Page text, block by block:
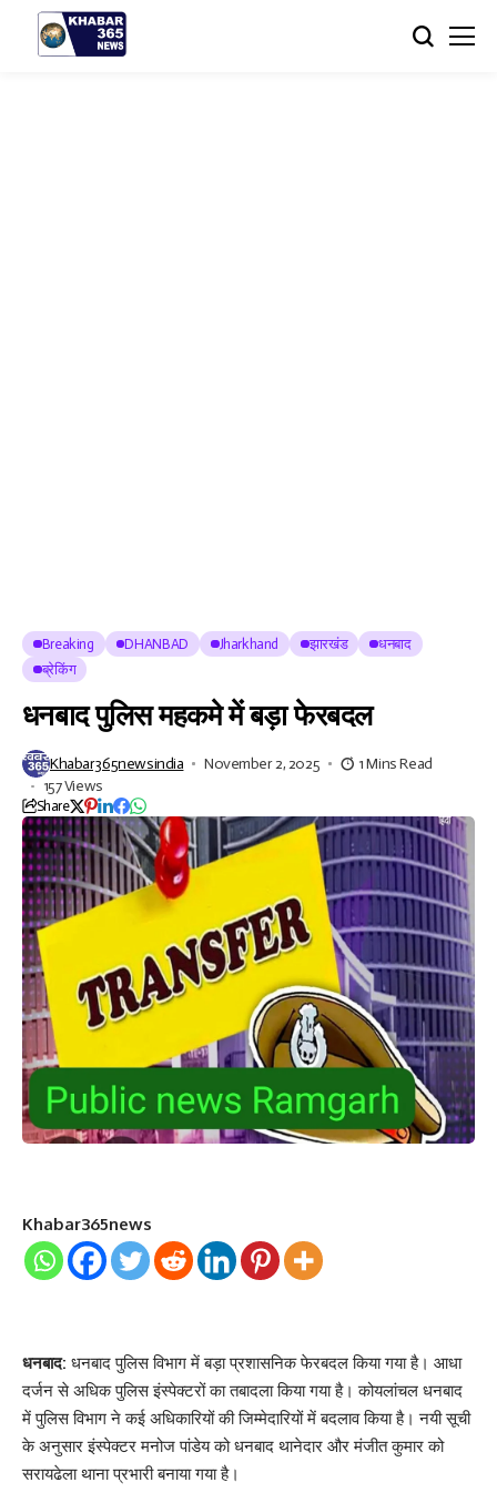
Breaking DHANBAD Jharkhand झारखंड
धनबाद
ब्रेकिंग
धनबाद पुलिस महकमे में बड़ा फेरबदल
Khabar365newsindia November 2, 2025
1 Mins Read
157 Views
Share
Khabar365news
धनबाद: धनबाद पुलिस विभाग में बड़ा प्रशासनिक फेरबदल किया गया है। आधा
दर्जन से अधिक पुलिस इंस्पेक्टरों का तबादला किया गया है। कोयलांचल धनबाद
में पुलिस विभाग ने कई अधिकारियों की जिम्मेदारियों में बदलाव किया है। नयी सूची
के अनुसार इंस्पेक्टर मनोज पांडेय को धनबाद थानेदार और मंजीत कुमार को
सरायढेला थाना प्रभारी बनाया गया है।